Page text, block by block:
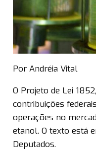
Por Andréia Vital
O Projeto de Lei
contribuições
operações no
etanol. O texto está
Deputados.